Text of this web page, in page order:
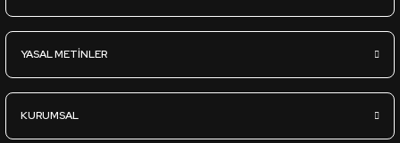
25mm*2100*2800mm Profillik Ham MDF - ÇAMSAN ORDU
4.360,00TL
YASAL METİNLER
KURUMSAL